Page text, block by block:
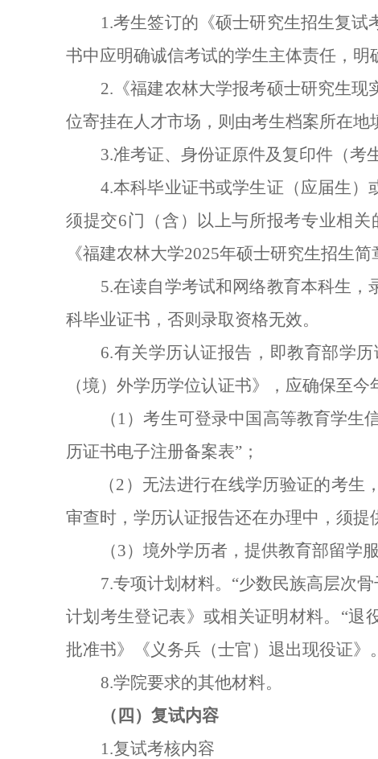
1.考生签订的《硕士研究生招生复
书中应明确诚信考试的学生主体责任，
2.《福建农林大学报考硕士研究生
位寄挂在人才市场，则由考生档案所在地
3.准考证、身份证原件及复印件（考
4.本科毕业证书或学生证（应届生
须提交6门（含）以上与所报考专业相
《福建农林大学2025年硕士研究生招生简
5.在读自学考试和网络教育本科生
科毕业证书，否则录取资格无效。
6.有关学历认证报告，即教育部学
（境）外学历学位认证书》，应确保至
（1）考生可登录中国高等教育学生
历证书电子注册备案表” ；
（2）无法进行在线学历验证的考
审查时，学历认证报告还在办理中，须
（3）境外学历者，提供教育部留学
7.专项计划材料。“少数民族高层次
计划考生登记表》或相关证明材料。“退
批准书》《义务兵（士官）退出现役证》。
8.学院要求的其他材料。
（四）复试内容
1.复试考核内容